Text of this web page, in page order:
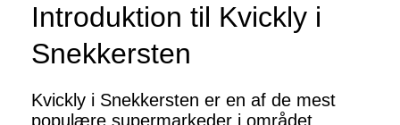
Introduktion til Kvickly i
Snekkersten
Kvickly i Snekkersten er en af de mest
populære supermarkeder i området.